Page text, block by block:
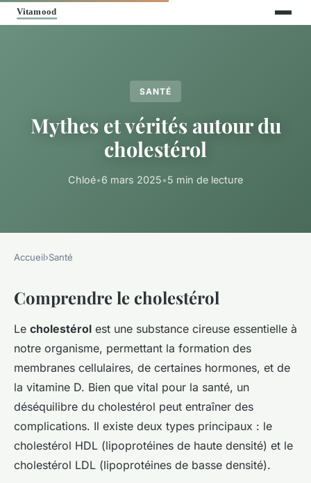
SANTÉ
Mythes et vérités autour du
cholestérol
Chloé•6 mars 2025•5 min de lecture
Accueil›Santé
Comprendre le cholestérol
Le cholestérol est une substance cireuse essentielle à
notre organisme, permettant la formation des
membranes cellulaires, de certaines hormones, et de
la vitamine D. Bien que vital pour la santé, un
déséquilibre du cholestérol peut entraîner des
complications. Il existe deux types principaux : le
cholestérol HDL (lipoprotéines de haute densité) et le
cholestérol LDL (lipoprotéines de basse densité).